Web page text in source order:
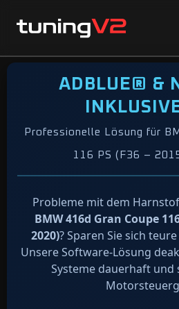
ADBLUE® &
Professionelle Lösung für
116 PS (F36 –
Probleme mit dem
BMW 416d Gran Coupe
2020)? Sparen Sie sich
Unsere Software-Lösung
Systeme dauerhaft und